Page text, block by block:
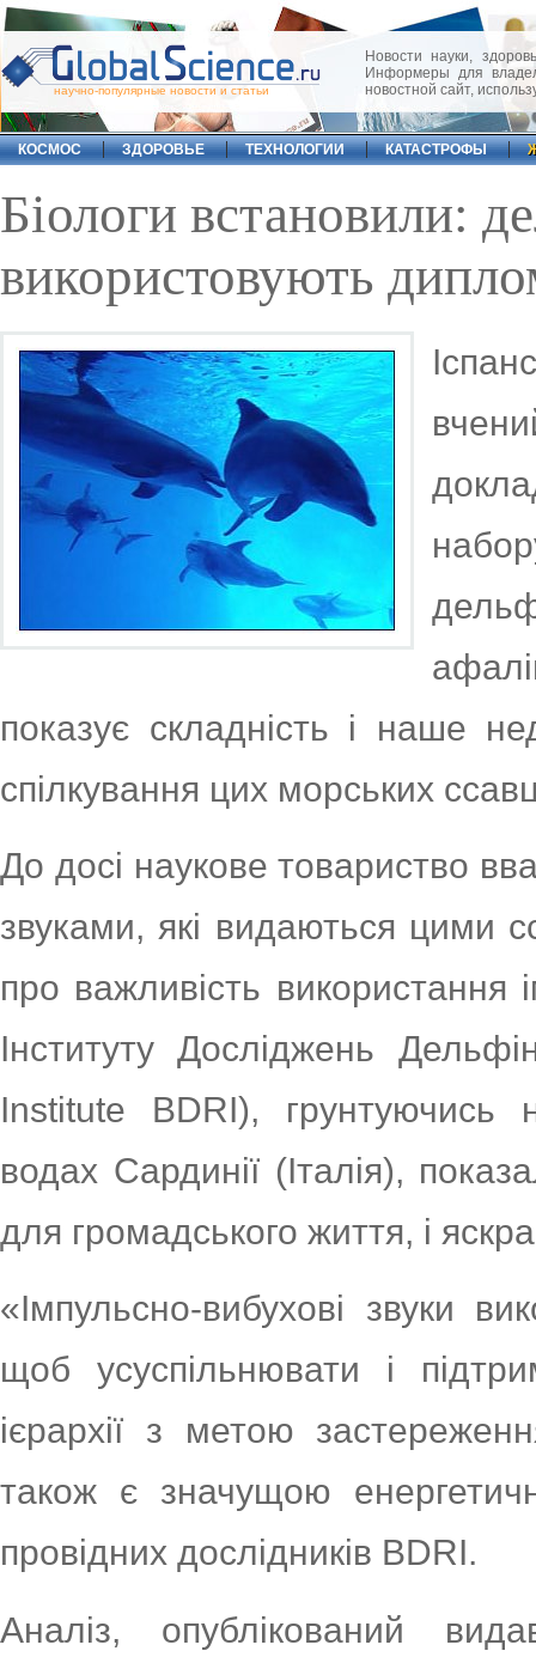
научно-популярные новости и статьи
Новости науки,
Информеры для
новостной сайт,
КОСМОС ЗДОРОВЬЕ ТЕХНОЛОГИИ КАТАСТРОФЫ
Біологи встановили:
використовують
показує складність і наше
спілкування цих морських
До досі наукове товариство
звуками, які видаються цими
про важливість використання
Інституту Досліджень
Institute BDRI), грунтуючись
водах Сардинії (Італія),
для громадського життя, і
«Імпульсно-вибухові звуки
щоб усуспільнювати і
ієрархії з метою
також є значущою
провідних дослідників BDRI.
Аналіз, опублікований